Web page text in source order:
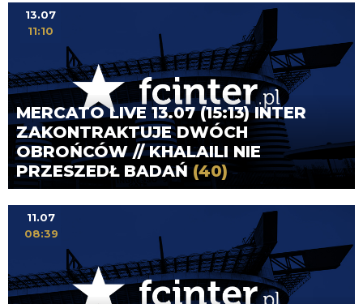
MERCATO LIVE 13.07 (15:13) INTER
ZAKONTRAKTUJE DWÓCH
OBROŃCÓW // KHALAILI NIE
PRZESZEDŁ BADAŃ (40)
13.07
11:10
11.07
08:39